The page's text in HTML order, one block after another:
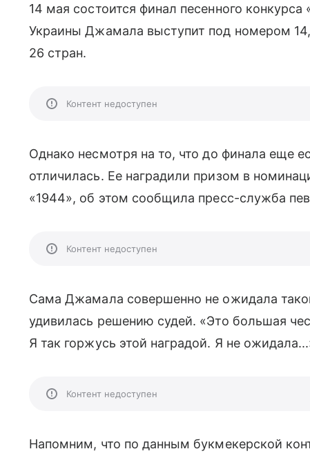
14 мая состоится финал песенного
Украины Джамала выступит под номером 14,
26 стран.
Контент недоступен
Однако несмотря на то, что до финала еще
отличилась. Ее наградили призом в
«1944», об этом сообщила пресс-служба
Контент недоступен
Сама Джамала совершенно не ожидала
удивилась решению судей. «Это большая
Я так горжусь этой наградой. Я не
Контент недоступен
Напомним, что по данным букмекерской